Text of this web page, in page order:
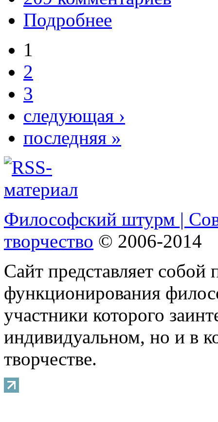
Подробнее
1
2
3
следующая ›
последняя »
Философский штурм |
творчество © 2006-2014
Сайт представляет собой
функционирования
участники которого
индивидуальном, но и в
творчестве.